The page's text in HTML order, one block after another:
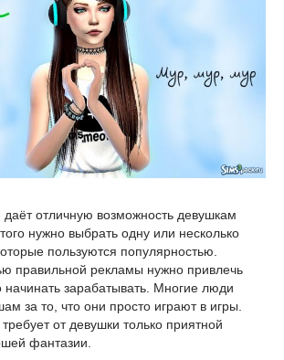
даёт отличную возможность девушкам
нужно выбрать одну или несколько
пользуются популярностью.
правильной рекламы нужно привлечь
зарабатывать. Многие люди
за то, что они просто играют в игры.
от девушки только приятной
фантазии.